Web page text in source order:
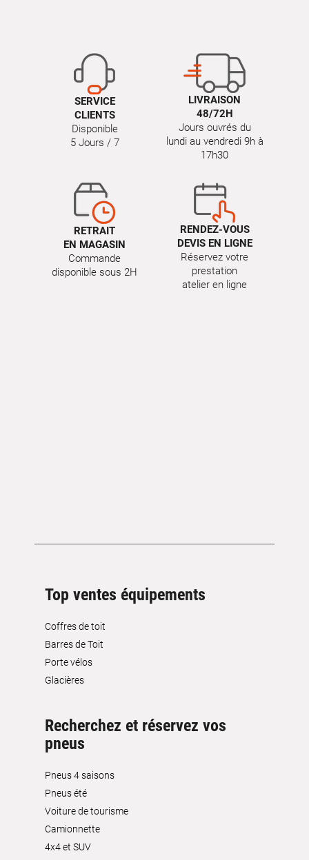
SERVICE
CLIENTS
Disponible
5 Jours / 7
LIVRAISON
48/72H
Jours ouvrés du
lundi au vendredi 9h à
17h30
RETRAIT
EN MAGASIN
Commande
disponible sous 2H
RENDEZ-VOUS
DEVIS EN LIGNE
Réservez votre
prestation
atelier en ligne
Top ventes équipements
Coffres de toit
Barres de Toit
Porte vélos
Glacières
Recherchez et réservez vos
pneus
Pneus 4 saisons
Pneus été
Voiture de tourisme
Camionnette
4x4 et SUV